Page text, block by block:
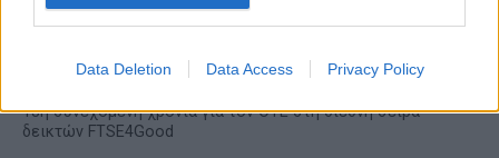
Data Deletion Data Access Privacy Policy
18η συνεχόμενη χρονιά για τον ΟΤΕ στη διεθνή σειρά
δεικτών FTSE4Good